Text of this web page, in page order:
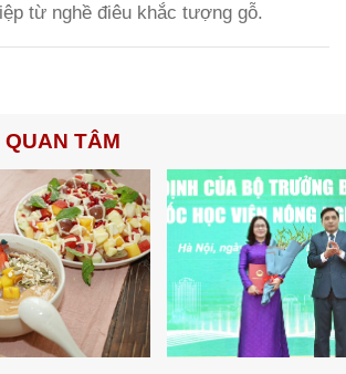
từ nghề điêu khắc tượng gỗ.
TÂM